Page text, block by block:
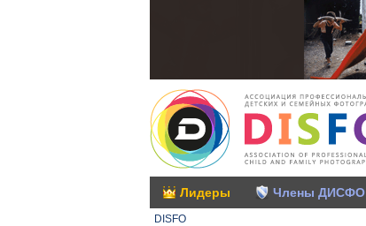
Лидеры Члены ДИСФО
DISFO